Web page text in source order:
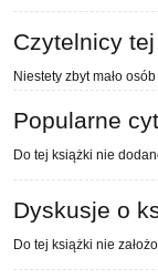
Czytelnicy
Niestety zbyt mało
Popularne
Do tej książki nie
Dyskusje o
Do tej książki nie